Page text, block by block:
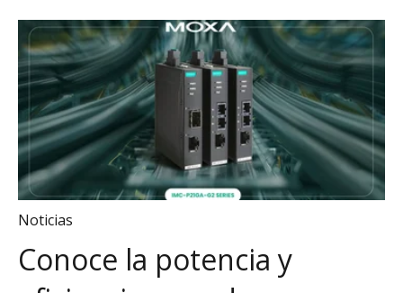
Noticias
Conoce la potencia y